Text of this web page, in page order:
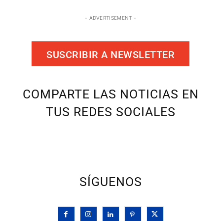
- ADVERTISEMENT -
SUSCRIBIR A NEWSLETTER
COMPARTE LAS NOTICIAS EN
TUS REDES SOCIALES
SÍGUENOS